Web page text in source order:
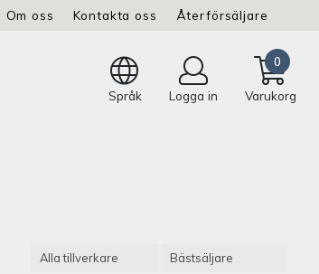
Om oss Kontakta oss Återförsäljare
Språk Logga in
0
Varukorg